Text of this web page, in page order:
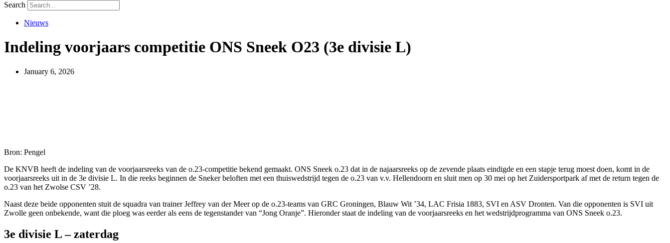
Search
Nieuws
Indeling voorjaars competitie ONS Sneek O23 (3e divisie L)
January 6, 2026
Bron: Pengel
De KNVB heeft de indeling van de voorjaarsreeks van de o.23-competitie bekend gemaakt. ONS Sneek o.23 dat in de najaarsreeks op de zevende plaats eindigde en een stapje terug moest doen, komt in de
voorjaarsreeks uit in de 3e divisie L. In die reeks beginnen de Sneker beloften met een thuiswedstrijd tegen de o.23 van v.v. Hellendoorn en sluit men op 30 mei op het Zuidersportpark af met de return tegen de
o.23 van het Zwolse CSV ’28.
Naast deze beide opponenten stuit de squadra van trainer Jeffrey van der Meer op de o.23-teams van GRC Groningen, Blauw Wit ’34, LAC Frisia 1883, SVI en ASV Dronten. Van die opponenten is SVI uit
Zwolle geen onbekende, want die ploeg was eerder als eens de tegenstander van “Jong Oranje”. Hieronder staat de indeling van de voorjaarsreeks en het wedstrijdprogramma van ONS Sneek o.23.
3e divisie L – zaterdag